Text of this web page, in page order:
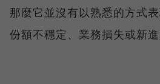
那麼它並沒有以熟悉的方式
份額不穩定、業務損失或新進